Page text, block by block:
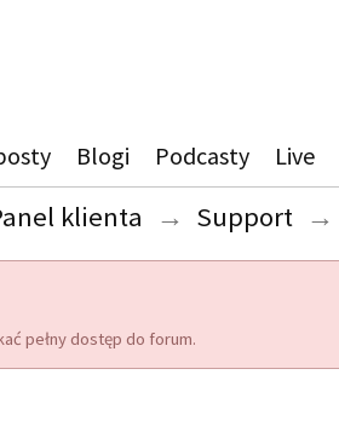
Blogi Podcasty Live
klienta → Support →
pełny dostęp do forum.